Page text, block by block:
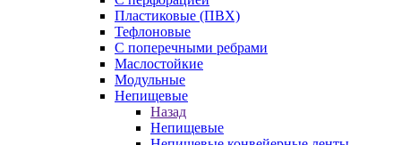
Пластиковые (ПВХ)
Тефлоновые
С поперечными ребрами
Маслостойкие
Модульные
Непищевые
Назад
Непищевые